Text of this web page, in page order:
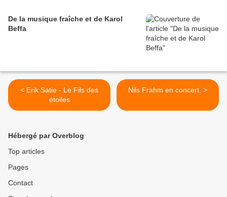
De la musique fraîche et de Karol
Beffa
< Erik Satie - Le Fils des
étoiles
Nils Frahm en concert. >
Hébergé par Overblog
Top articles
Pages
Contact